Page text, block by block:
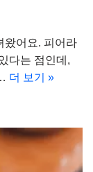
왔어요. 피어라
다는 점인데,
더 보기 »